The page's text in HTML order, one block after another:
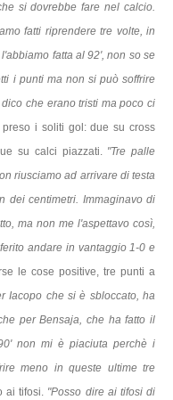
si dovrebbe fare nel calcio.
fatti riprendere tre volte, in
fatta al 92', non so se
i punti ma non si può soffrire
che erano tristi ma poco ci
i soliti gol: due su cross
su calci piazzati. "Tre palle
riusciamo ad arrivare di testa
dei centimetri. Immaginavo di
ma non me l'aspettavo così,
andare in vantaggio 1-0 e
le cose positive, tre punti a
Iacopo che si è sbloccato, ha
per Bensaja, che ha fatto il
non mi è piaciuta perchè i
meno in queste ultime tre
ai tifosi. "Posso dire ai tifosi di